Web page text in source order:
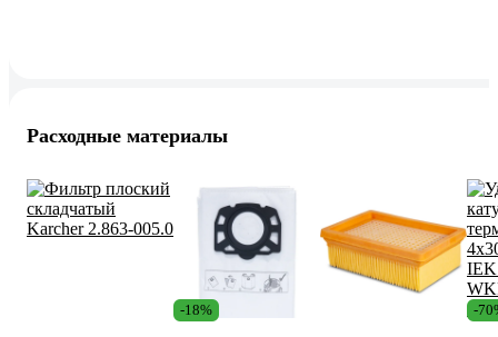
Расходные материалы
-18% -